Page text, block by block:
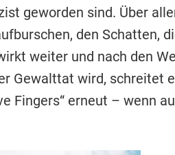
geworden sind. Über
den Schatten,
weiter und nach den
Gewalttat wird, schreitet
Fingers“ erneut – wenn